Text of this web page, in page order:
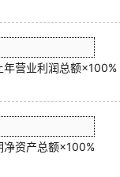
营业利润总额×100%
净资产总额×100%